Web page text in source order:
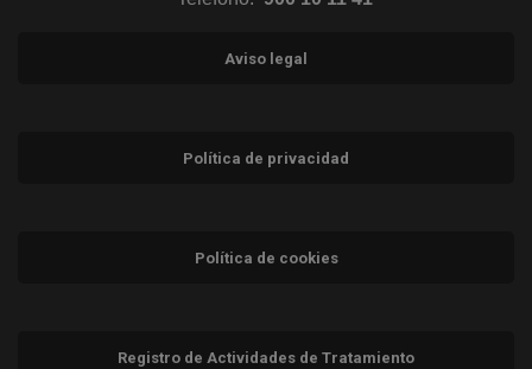
Aviso legal
Política de privacidad
Política de cookies
Registro de Actividades de Tratamiento